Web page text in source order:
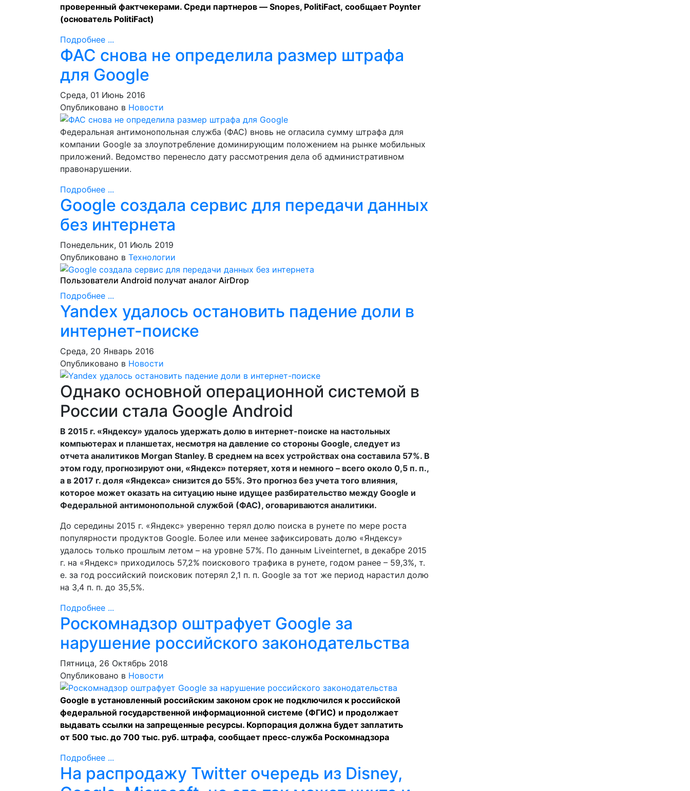
проверенный фактчекерами. Среди партнеров — Snopes, PolitiFact, сообщает Poynter
(основатель PolitiFact)
Подробнее ...
ФАС снова не определила размер штрафа
для Google
Среда, 01 Июнь 2016
Опубликовано в Новости
Федеральная антимонопольная служба (ФАС) вновь не огласила сумму штрафа для
компании Google за злоупотребление доминирующим положением на рынке мобильных
приложений. Ведомство перенесло дату рассмотрения дела об административном
правонарушении.
Подробнее ...
Google создала сервис для передачи данных
без интернета
Понедельник, 01 Июль 2019
Опубликовано в Технологии
Пользователи Android получат аналог AirDrop
Подробнее ...
Yandex удалось остановить падение доли в
интернет-поиске
Среда, 20 Январь 2016
Опубликовано в Новости
Однако основной операционной системой в
России стала Google Android
В 2015 г. «Яндексу» удалось удержать долю в интернет-поиске на настольных
компьютерах и планшетах, несмотря на давление со стороны Google, следует из
отчета аналитиков Morgan Stanley. В среднем на всех устройствах она составила 57%. В
этом году, прогнозируют они, «Яндекс» потеряет, хотя и немного – всего около 0,5 п. п.,
а в 2017 г. доля «Яндекса» снизится до 55%. Это прогноз без учета того влияния,
которое может оказать на ситуацию ныне идущее разбирательство между Google и
Федеральной антимонопольной службой (ФАС), оговариваются аналитики.
До середины 2015 г. «Яндекс» уверенно терял долю поиска в рунете по мере роста
популярности продуктов Google. Более или менее зафиксировать долю «Яндексу»
удалось только прошлым летом – на уровне 57%. По данным Liveinternet, в декабре 2015
г. на «Яндекс» приходилось 57,2% поискового трафика в рунете, годом ранее – 59,3%, т.
е. за год российский поисковик потерял 2,1 п. п. Google за тот же период нарастил долю
на 3,4 п. п. до 35,5%.
Подробнее ...
Роскомнадзор оштрафует Google за
нарушение российского законодательства
Пятница, 26 Октябрь 2018
Опубликовано в Новости
Google в установленный российским законом срок не подключился к российской
федеральной государственной информационной системе (ФГИС) и продолжает
выдавать ссылки на запрещенные ресурсы. Корпорация должна будет заплатить
от 500 тыс. до 700 тыс. руб. штрафа, сообщает пресс-служба Роскомнадзора
Подробнее ...
На распродажу Twitter очередь из Disney,